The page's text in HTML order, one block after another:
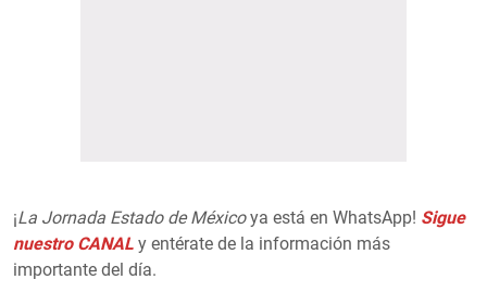
¡La Jornada Estado de Méxicoya está en WhatsApp! Sigue
nuestro CANAL y entérate de la información más
importante del día.